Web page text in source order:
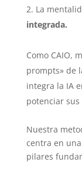
La
integrada.
Como CAIO,
prompts» de
integra la IA
potenciar sus
Nuestra
centra en
pilares